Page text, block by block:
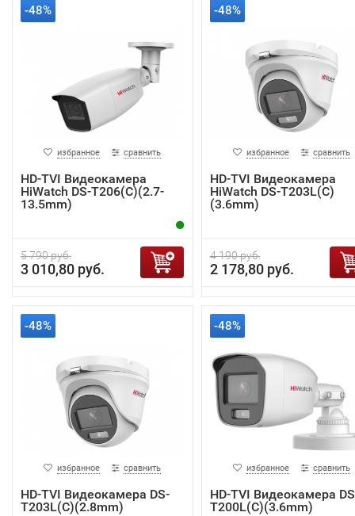
-48%
избранное сравнить
HD-TVI Видеокамера
HiWatch DS-T206(C)(2.7-
13.5mm)
5 790 руб.
3 010,80 руб.
-48%
избранное сравнить
HD-TVI Видеокамера
HiWatch DS-T203L(C)
(3.6mm)
4 190 руб.
2 178,80 руб.
-48%
избранное сравнить
HD-TVI Видеокамера DS-
T203L(C)(2.8mm)
-48%
избранное сравнить
HD-TVI Видеокамера
T200L(C)(3.6mm)